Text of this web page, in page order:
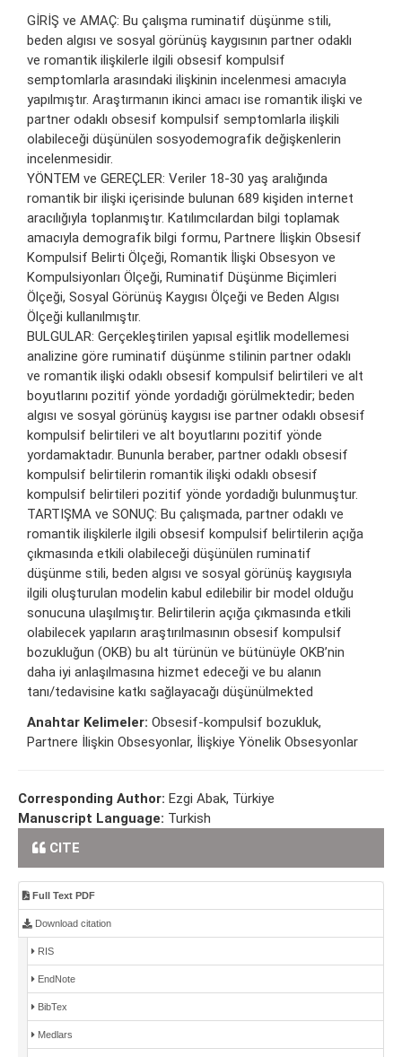
GİRİŞ ve AMAÇ: Bu çalışma ruminatif düşünme stili,
beden algısı ve sosyal görünüş kaygısının partner odaklı
ve romantik ilişkilerle ilgili obsesif kompulsif
semptomlarla arasındaki ilişkinin incelenmesi amacıyla
yapılmıştır. Araştırmanın ikinci amacı ise romantik ilişki ve
partner odaklı obsesif kompulsif semptomlarla ilişkili
olabileceği düşünülen sosyodemografik değişkenlerin
incelenmesidir.
YÖNTEM ve GEREÇLER: Veriler 18-30 yaş aralığında
romantik bir ilişki içerisinde bulunan 689 kişiden internet
aracılığıyla toplanmıştır. Katılımcılardan bilgi toplamak
amacıyla demografik bilgi formu, Partnere İlişkin Obsesif
Kompulsif Belirti Ölçeği, Romantik İlişki Obsesyon ve
Kompulsiyonları Ölçeği, Ruminatif Düşünme Biçimleri
Ölçeği, Sosyal Görünüş Kaygısı Ölçeği ve Beden Algısı
Ölçeği kullanılmıştır.
BULGULAR: Gerçekleştirilen yapısal eşitlik modellemesi
analizine göre ruminatif düşünme stilinin partner odaklı
ve romantik ilişki odaklı obsesif kompulsif belirtileri ve alt
boyutlarını pozitif yönde yordadığı görülmektedir; beden
algısı ve sosyal görünüş kaygısı ise partner odaklı obsesif
kompulsif belirtileri ve alt boyutlarını pozitif yönde
yordamaktadır. Bununla beraber, partner odaklı obsesif
kompulsif belirtilerin romantik ilişki odaklı obsesif
kompulsif belirtileri pozitif yönde yordadığı bulunmuştur.
TARTIŞMA ve SONUÇ: Bu çalışmada, partner odaklı ve
romantik ilişkilerle ilgili obsesif kompulsif belirtilerin açığa
çıkmasında etkili olabileceği düşünülen ruminatif
düşünme stili, beden algısı ve sosyal görünüş kaygısıyla
ilgili oluşturulan modelin kabul edilebilir bir model olduğu
sonucuna ulaşılmıştır. Belirtilerin açığa çıkmasında etkili
olabilecek yapıların araştırılmasının obsesif kompulsif
bozukluğun (OKB) bu alt türünün ve bütünüyle OKB’nin
daha iyi anlaşılmasına hizmet edeceği ve bu alanın
tanı/tedavisine katkı sağlayacağı düşünülmekted
Anahtar Kelimeler: Obsesif-kompulsif bozukluk,
Partnere İlişkin Obsesyonlar, İlişkiye Yönelik Obsesyonlar
Corresponding Author: Ezgi Abak, Türkiye
Manuscript Language: Turkish
CITE
Full Text PDF
Download citation
RIS
EndNote
BibTex
Medlars